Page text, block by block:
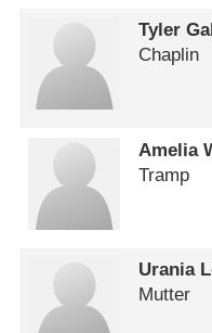
Tyler
Chaplin
Amelia
Tramp
Urania
Mutter